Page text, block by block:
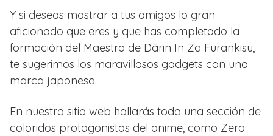
Y si deseas mostrar a tus amigos lo gran
aficionado que eres y que has completado la
formación del Maestro de Dārin In Za Furankisu,
te sugerimos los maravillosos gadgets con una
marca japonesa.
En nuestro sitio web hallarás toda una sección de
coloridos protagonistas del anime, como Zero